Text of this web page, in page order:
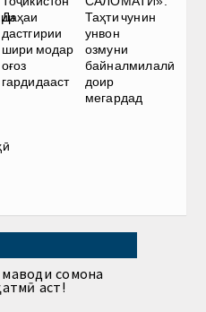
Даҳаи
дастгирии
шири модар
оғоз
гардидааст
Таҳти чунин
унвон
озмуни
байналмилалӣ
доир
мегардад
маводи сомона
аст!